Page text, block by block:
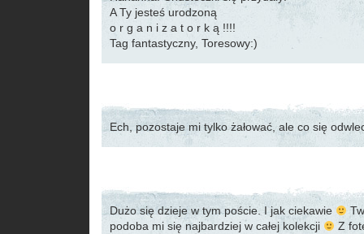
A Ty jesteś urodzoną
o r g a n i z a t o r k ą !!!!
Tag fantastyczny, Toresowy:)
Ech, pozostaje mi tylko żałować, ale co się
Dużo się dzieje w tym poście. I jak ciekawie
podoba mi się najbardziej w całej kolekcji
Z